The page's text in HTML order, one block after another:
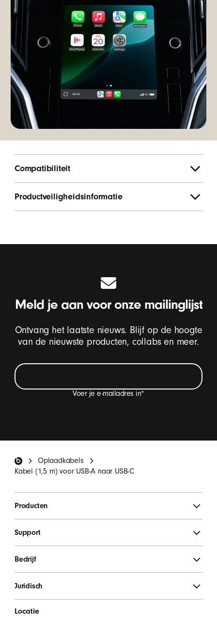
Compatibiliteit
Productveiligheidsinformatie
Meld je aan voor onze mailinglijst
Ontvang het laatste nieuws. Blijf op de hoogte
van de nieuwste producten, collabs en meer.
Voer je e-mailadres in*
uitnodiging voor een enquête.*
MELD JE AAN
Oplaadkabels
Kabel (1,5 m) voor USB-A naar USB-C
Producten
Support
Bedrijf
Juridisch
Locatie